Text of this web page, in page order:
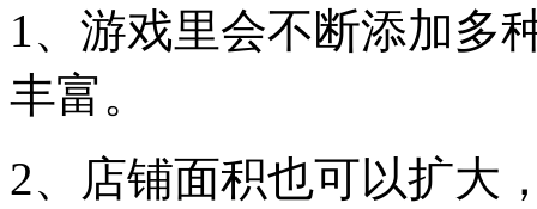
1、游戏里会不断添加多
丰富。
2、店铺面积也可以扩大